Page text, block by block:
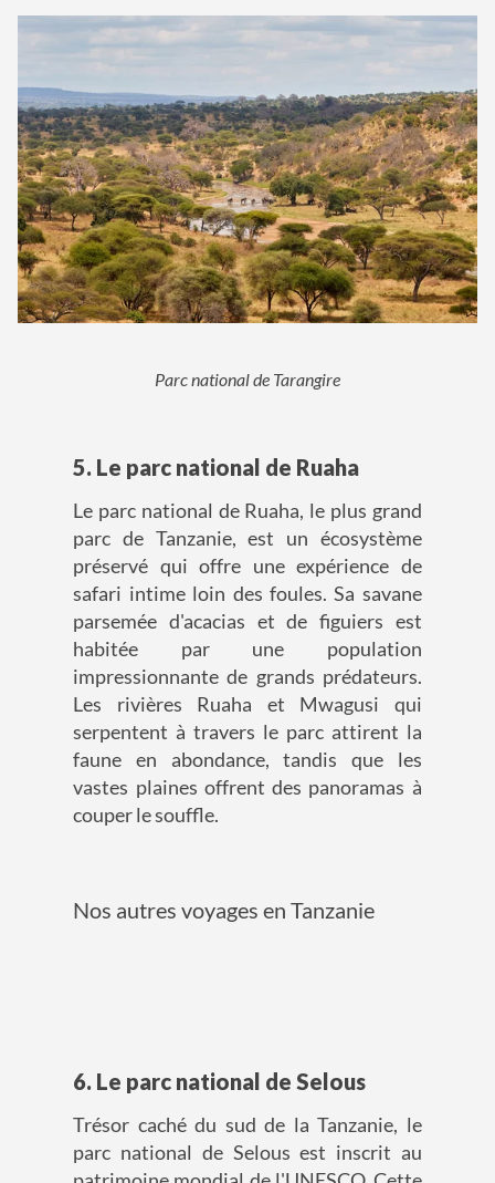
Parc national de Tarangire
5. Le parc national de Ruaha
Le parc national de Ruaha, le plus grand
parc de Tanzanie, est un écosystème
préservé qui offre une expérience de
safari intime loin des foules. Sa savane
parsemée d'acacias et de figuiers est
habitée par une population
impressionnante de grands prédateurs.
Les rivières Ruaha et Mwagusi qui
serpentent à travers le parc attirent la
faune en abondance, tandis que les
vastes plaines offrent des panoramas à
couper le souffle.
Nos autres voyages en Tanzanie
6. Le parc national de Selous
Trésor caché du sud de la Tanzanie, le
parc national de Selous est inscrit au